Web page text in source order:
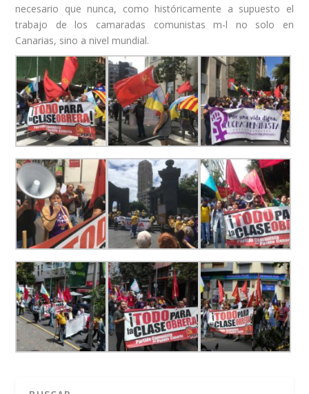
necesario que nunca, como históricamente a supuesto el
trabajo de los camaradas comunistas m-l no solo en
Canarias, sino a nivel mundial.